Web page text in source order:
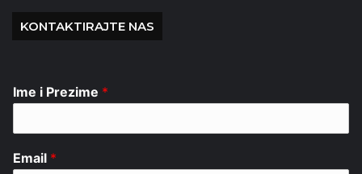
KONTAKTIRAJTE NAS
Ime i Prezime *
Email *